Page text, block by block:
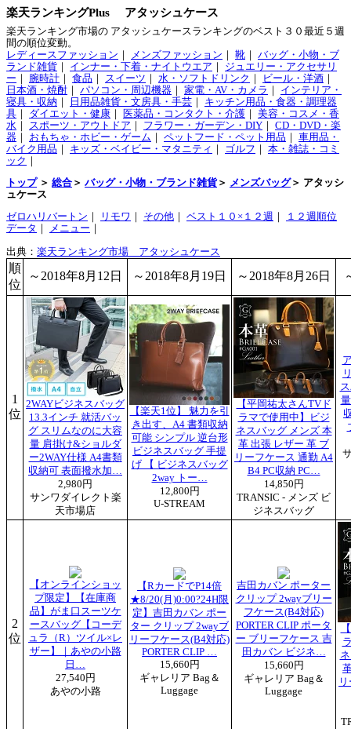
楽天ランキングPlus アタッシュケース
楽天ランキング市場の アタッシュケースランキングのベスト３０最近５週
間の順位変動。
レディースファッション
メンズファッション 靴
バッグ・小物・ブ
ランド雑貨
インナー・下着・ナイトウエア
ジュエリー・アクセサリ
ー
腕時計 食品 スイーツ 水・ソフトドリンク ビール・洋酒
日本酒・焼酎
パソコン・周辺機器 家電・AV・カメラ
インテリア・
寝具・収納
日用品雑貨・文房具・手芸
キッチン用品・食器・調理器
具
ダイエット・健康 医薬品・コンタクト・介護
美容・コスメ・香
水
スポーツ・アウトドア フラワー・ガーデン・DIY
CD・DVD・楽
器
おもちゃ・ホビー・ゲーム ペットフード・ペット用品
車用品・
バイク用品
キッズ・ベイビー・マタニティ ゴルフ
本・雑誌・コミ
ック
トップ＞ 総合 ＞ バッグ・小物・ブランド雑貨＞ メンズバッグ＞ アタッシ
ュケース
ゼロハリバートン ｜ リモワ ｜ その他 ｜ ベスト１０×１２週 ｜
１２週順位
データ ｜ メニュー ｜
出典： 楽天ランキング市場 アタッシュケース
順
位
～2018年8月12日 ～2018年8月19日 ～2018年8月26日
1
位
2WAYビジネスバッグ
13.3インチ 就活バッ
グ スリムなのに大容
量 肩掛け&ショルダ
ー2WAY仕様 A4書類
収納可 表面撥水加…
2,980円
サンワダイレクト楽
天市場店
【楽天1位】 魅力を引
き出す、A4 書類収納
可能 シンプル 逆台形
ビジネスバッグ 手提
げ 【 ビジネスバッグ
2way トー…
12,800円
U-STREAM
【平岡祐太さんTVド
ラマで使用中】ビジ
ネスバッグ メンズ 本
革 出張 レザー 革 ブ
リーフケース 通勤 A4
B4 PC収納 PC…
14,850円
TRANSIC - メンズ ビ
ジネスバッグ
2
位
【オンラインショッ
プ限定】【在庫商
品】がま口スーツケ
ースバッグ【コーデ
ュラ（R）ツイル×レ
ザー】｜あやの小路
日…
27,540円
あやの小路
【RカードでP14倍
★8/20(月)0:00?24H限
定】吉田カバン ポー
ター クリップ 2wayブ
リーフケース(B4対応)
PORTER CLIP …
15,660円
ギャレリア Bag＆
Luggage
吉田カバン ポーター
クリップ 2wayブリー
フケース(B4対応)
PORTER CLIP ポータ
ー ブリーフケース 吉
田カバン ビジネ…
15,660円
ギャレリア Bag＆
Luggage